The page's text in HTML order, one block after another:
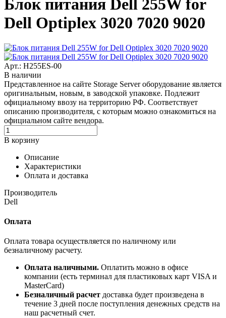
Блок питания Dell 255W for
Dell Optiplex 3020 7020 9020
Арт.: H255ES-00
В наличии
Представленное на сайте Storage Server оборудование является
оригинальным, новым, в заводской упаковке. Подлежит
официальному ввозу на территорию РФ. Соответствует
описанию производителя, с которым можно ознакомиться на
официальном сайте вендора.
В корзину
Описание
Характеристики
Оплата и доставка
Производитель
Dell
Оплата
Оплата товара осуществляется по наличному или
безналичному расчету.
Оплата наличными. Оплатить можно в офисе
компании (есть терминал для пластиковых карт VISA и
MasterCard)
Безналичный расчет доставка будет произведена в
течение 3 дней после поступления денежных средств на
наш расчетный счет.